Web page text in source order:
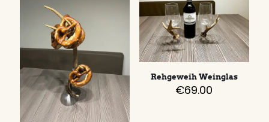
Rehgeweih Weinglas
€69.00